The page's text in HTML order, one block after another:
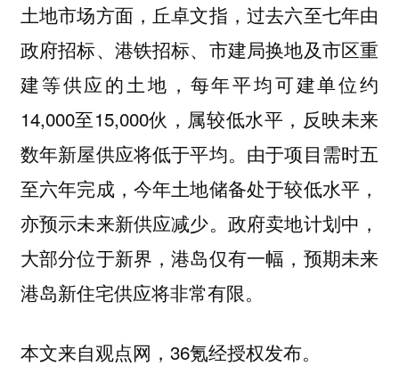
土地市场方面，丘卓文指，过去六至七年由
政府招标、港铁招标、市建局换地及市区重
建等供应的土地，每年平均可建单位约
14,000至15,000伙，属较低水平，反映未来
数年新屋供应将低于平均。由于项目需时五
至六年完成，今年土地储备处于较低水平，
亦预示未来新供应减少。政府卖地计划中，
大部分位于新界，港岛仅有一幅，预期未来
港岛新住宅供应将非常有限。
本文来自观点网，36氪经授权发布。